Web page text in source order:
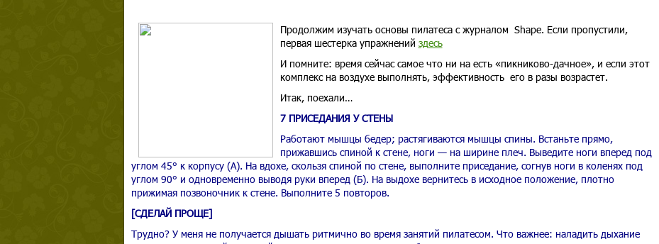
Продолжим изучать основы пилатеса с журналом Shape. Если пропустили,
первая шестерка упражнений здесь
И помните: время сейчас самое что ни на есть «пикниково-дачное», и если этот
комплекс на воздухе выполнять, эффективность его в разы возрастет.
Итак, поехали…
7 ПРИСЕДАНИЯ У СТЕНЫ
Работают мышцы бедер; растягиваются мышцы спины. Встаньте прямо,
прижавшись спиной к стене, ноги — на ширине плеч. Выведите ноги вперед под
углом 45° к корпусу (А). На вдохе, скользя спиной по стене, выполните приседание, согнув ноги в коленях под
углом 90° и одновременно выводя руки вперед (Б). На выдохе вернитесь в исходное положение, плотно
прижимая позвоночник к стене. Выполните 5 повторов.
[СДЕЛАЙ ПРОЩЕ]
Трудно? У меня не получается дышать ритмично во время занятий пилатесом. Что важнее: наладить дыхание